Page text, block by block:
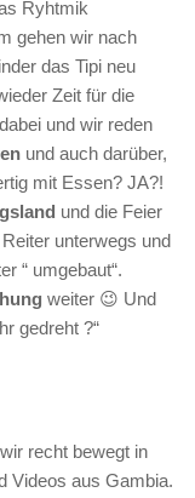
Ryhtmik
gehen wir nach
das Tipi neu
Zeit für die
dabei und wir reden
und auch darüber,
mit Essen? JA?!
und die Feier
unterwegs und
“ umgebaut“.
weiter 😉 Und
gedreht ?“
recht bewegt in
Videos aus Gambia.